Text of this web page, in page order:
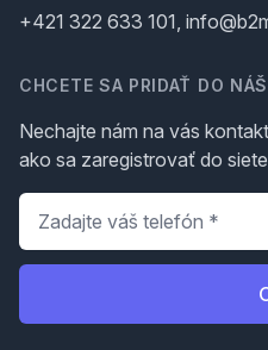
+421 322 633 101,
CHCETE SA PRIDAŤ DO
Nechajte nám na vás
ako sa zaregistrovať do
Telefón